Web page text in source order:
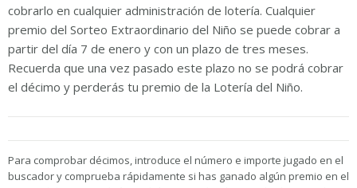
cobrarlo en cualquier administración de lotería. Cualquier
premio del Sorteo Extraordinario del Niño se puede cobrar a
partir del día 7 de enero y con un plazo de tres meses.
Recuerda que una vez pasado este plazo no se podrá cobrar
el décimo y perderás tu premio de la Lotería del Niño.
Para comprobar décimos, introduce el número e importe jugado en el
buscador y comprueba rápidamente si has ganado algún premio en el